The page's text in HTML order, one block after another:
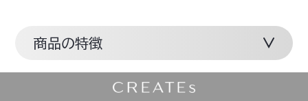
商品の特徴